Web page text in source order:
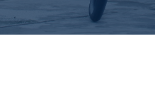
Saudi